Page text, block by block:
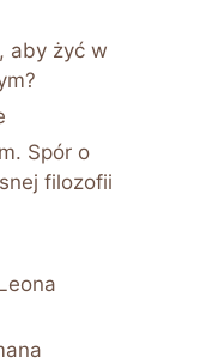
aby żyć w
Spór o
filozofii